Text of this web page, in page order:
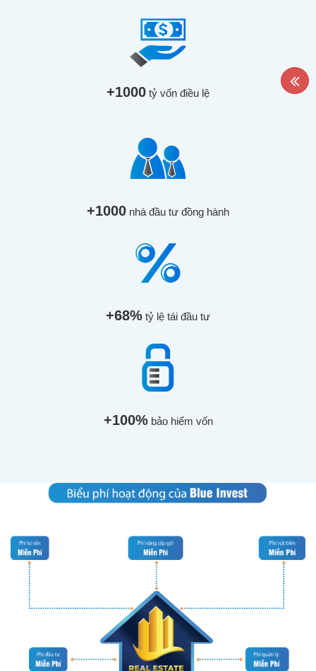
+1000 tỷ vốn điều lệ
+1000 nhà đầu tư đồng hành
+68% tỷ lệ tái đầu tư
+100% bảo hiểm vốn